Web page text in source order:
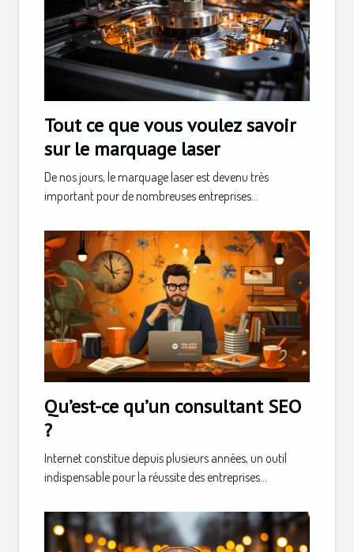
Tout ce que vous voulez savoir
sur le marquage laser
De nos jours, le marquage laser est devenu très
important pour de nombreuses entreprises...
Qu’est-ce qu’un consultant SEO
?
Internet constitue depuis plusieurs années, un outil
indispensable pour la réussite des entreprises...